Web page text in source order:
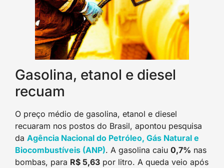
Gasolina, etanol e diesel
recuam
O preço médio de gasolina, etanol e diesel
recuaram nos postos do Brasil, apontou pesquisa
da Agência Nacional do Petróleo, Gás Natural e
Biocombustíveis (ANP). A gasolina caiu 0,7% nas
bombas, para R$ 5,63 por litro. A queda veio após